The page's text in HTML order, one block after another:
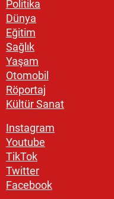
Politika
Dünya
Eğitim
Sağlık
Yaşam
Otomobil
Röportaj
Kültür Sanat
Instagram
Youtube
TikTok
Twitter
Facebook